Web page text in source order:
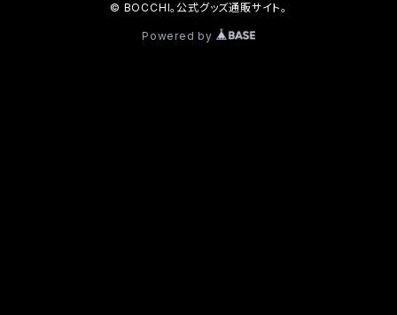
© BOCCHI。公式グッズ通販サイト。
Powered by